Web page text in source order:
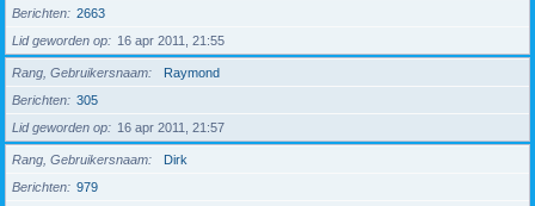
Berichten
2663
Lid geworden op
16 apr 2011, 21:55
Rang, Gebruikersnaam
Raymond
Berichten
305
Lid geworden op
16 apr 2011, 21:57
Rang, Gebruikersnaam
Dirk
Berichten
979